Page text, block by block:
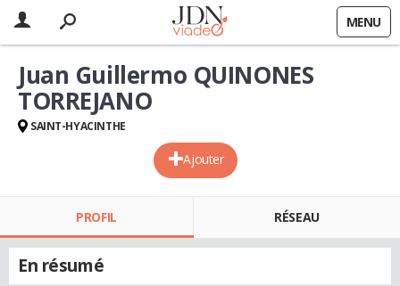
MENU
Ajouter
Juan Guillermo QUINONES
TORREJANO
SAINT-HYACINTHE
PROFIL RÉSEAU
En résumé